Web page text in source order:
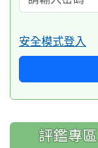
安全模式登入
評鑑專區